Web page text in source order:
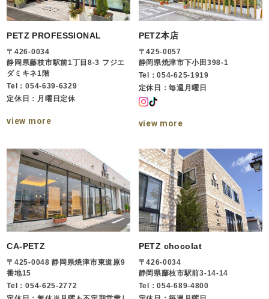
PETZ PROFESSIONAL
〒426-0034
静岡県藤枝市駅前1丁目8-3 フジエ
ダミキネ1階
Tel：054-639-6329
定休日：月曜日定休
view more
PETZ本店
〒425-0057
静岡県焼津市下小田398-1
Tel：054-625-1919
定休日：毎週月曜日
view more
CA-PETZ
〒425-0048 静岡県焼津市東道原9
番地15
Tel：054-625-2772
PETZ chocolat
〒426-0034
静岡県藤枝市駅前3-14-14
Tel：054-689-4800